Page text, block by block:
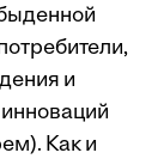
и
Как и